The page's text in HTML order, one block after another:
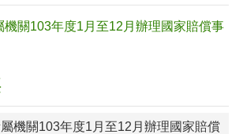
機關103年度1月至12月辦理國家賠償事
機關103年度1月至12月辦理國家賠償